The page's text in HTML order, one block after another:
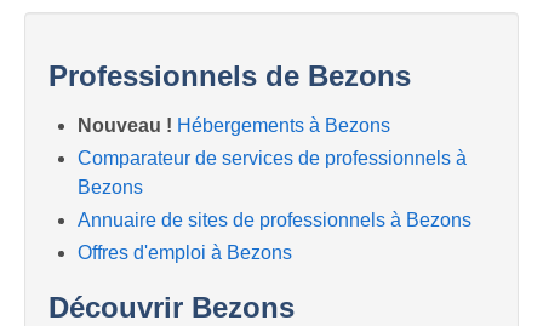
Professionnels de Bezons
Nouveau ! Hébergements à Bezons
Comparateur de services de professionnels à
Bezons
Annuaire de sites de professionnels à Bezons
Offres d'emploi à Bezons
Découvrir Bezons